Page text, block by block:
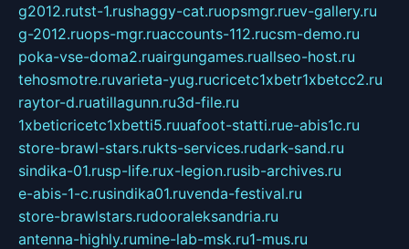
g2012.rutst-1.rushaggy-cat.ruopsmgr.ruev-gallery.ru
g-2012.ruops-mgr.ruaccounts-112.rucsm-demo.ru
poka-vse-doma2.ruairgungames.ruallseo-host.ru
tehosmotre.ruvarieta-yug.rucricetc1xbetr1xbetcc2.ru
raytor-d.ruatillagunn.ru3d-file.ru
1xbeticricetc1xbetti5.ruuafoot-statti.rue-abis1c.ru
store-brawl-stars.rukts-services.rudark-sand.ru
sindika-01.rusp-life.rux-legion.rusib-archives.ru
e-abis-1-c.rusindika01.ruvenda-festival.ru
store-brawlstars.rudooraleksandria.ru
antenna-highly.rumine-lab-msk.ru1-mus.ru